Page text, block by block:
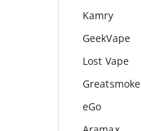
Kamry
GeekVape
Lost Vape
Greatsmoke
eGo